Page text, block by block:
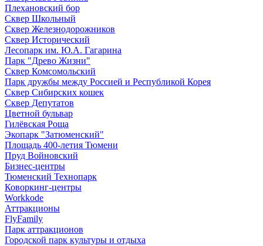
Плехановский бор
Сквер Школьный
Сквер Железнодорожников
Сквер Исторический
Лесопарк им. Ю.А. Гагарина
Парк "Древо Жизни"
Сквер Комсомольский
Парк дружбы между Россией и Республикой Корея
Сквер Сибирских кошек
Сквер Депутатов
Цветной бульвар
Гилёвская Роща
Экопарк "Затюменский"
Площадь 400-летия Тюмени
Пруд Войновский
Бизнес-центры
Тюменский Технопарк
Коворкинг-центры
Workkode
Аттракционы
FlyFamily
Парк аттракционов
Городской парк культуры и отдыха